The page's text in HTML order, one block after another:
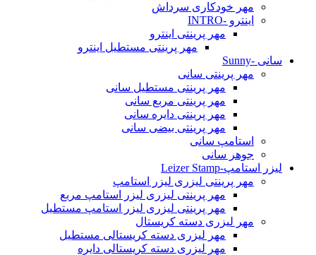
مهر خودکاری سرداش
اینترو -INTRO
مهر پرینتی اینترو
مهر پرینتی مستطیل اینترو
سانی -Sunny
مهر پرینتی سانی
مهر پرینتی مستطیل سانی
مهر پرینتی مربع سانی
مهر پرینتی دایره سانی
مهر پرینتی بیضی سانی
استامپ سانی
جوهر سانی
لیزر استامپ-Leizer Stamp
مهر پرینتی لیزری لیزر استامپ
مهر پرینتی لیزری لیزر استامپ مربع
مهر پرینتی لیزری لیزر استامپ مستطیل
مهر لیزری دسته کریستال
مهر لیزری دسته کریستالی مستطیل
مهر لیزری دسته کریستالی دایره